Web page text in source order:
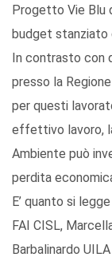
Progetto Vie Blu
budget stanziato
In contrasto con
presso la
per questi
effettivo lavoro,
Ambiente può
perdita
E’ quanto si
FAI CISL,
Barbalinardo